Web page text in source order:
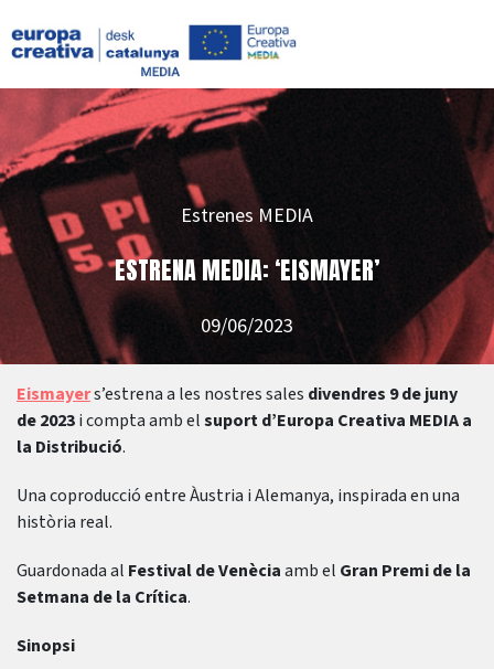
Estrenes MEDIA
ESTRENA MEDIA: ‘EISMAYER’
09/06/2023
Eismayers’estrena a les nostres sales divendres 9 de juny
de 2023i compta amb elsuport d’Europa Creativa MEDIA a
la Distribució.
Una coproducció entre Àustria i Alemanya, inspirada en una
història real.
Guardonada al Festival de Venèciaamb el Gran Premi de la
Setmana de la Crítica.
Sinopsi